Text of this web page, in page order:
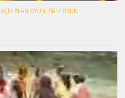
AÇIK ALAN OYUNLARI / OYUN